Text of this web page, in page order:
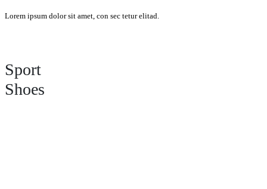
Lorem ipsum dolor sit amet, con sec tetur elitad.
Sport
Shoes